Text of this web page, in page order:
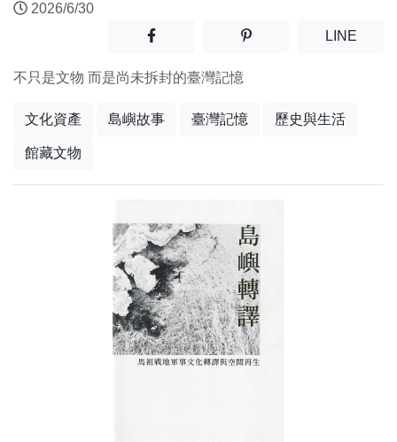
2026/6/30
分享至facebook(另開新視窗)
分享至噗浪(另開新視窗)
LINE(另開
不只是文物 而是尚未拆封的臺灣記憶
文化資產 島嶼故事 臺灣記憶 歷史與生活
館藏文物